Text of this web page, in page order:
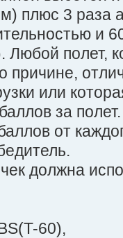
плюс 3 раза
и
Любой полет,
причине,
или
за
от
должна
60),